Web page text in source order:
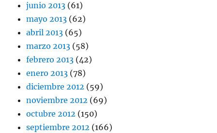
junio 2013 (61)
mayo 2013 (62)
abril 2013 (65)
marzo 2013 (58)
febrero 2013 (42)
enero 2013 (78)
diciembre 2012 (59)
noviembre 2012 (69)
octubre 2012 (150)
septiembre 2012 (166)